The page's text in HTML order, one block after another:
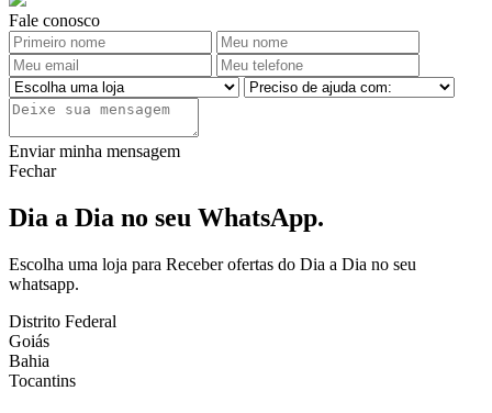
Fale conosco
Enviar minha mensagem
Fechar
Dia a Dia no seu WhatsApp.
Escolha uma loja para Receber ofertas do Dia a Dia no seu
whatsapp.
Distrito Federal
Goiás
Bahia
Tocantins